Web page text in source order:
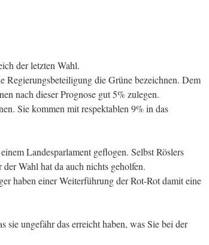
der letzten Wahl.
die Grüne bezeichnen. Dem
nach dieser Prognose gut 5% zulegen.
Sie kommen mit respektablen 9% in das
Landesparlament geflogen. Selbst Röslers
Wahl hat da auch nichts geholfen.
haben einer Weiterführung der Rot-Rot damit eine
ungefähr das erreicht haben, was Sie bei der